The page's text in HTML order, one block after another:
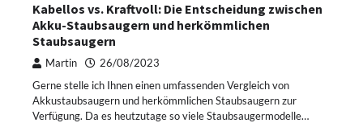
Kabellos vs. Kraftvoll: Die Entscheidung zwischen
Akku-Staubsaugern und herkömmlichen
Staubsaugern
Martin 26/08/2023
Gerne stelle ich Ihnen einen umfassenden Vergleich von
Akkustaubsaugern und herkömmlichen Staubsaugern zur
Verfügung. Da es heutzutage so viele Staubsaugermodelle…